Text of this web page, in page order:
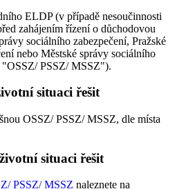
ELDP (v případě nesoučinnosti
zahájením řízení o důchodovou
sociálního zabezpečení, Pražské
nebo Městské správy sociálního
"OSSZ/ PSSZ/ MSSZ").
situaci řešit
OSSZ/ PSSZ/ MSSZ, dle místa
situaci řešit
PSSZ/ MSSZ naleznete na